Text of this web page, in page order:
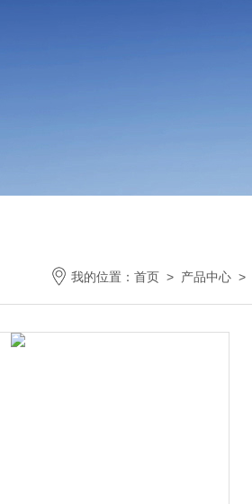
我的位置： 首页 > 产品中心 >